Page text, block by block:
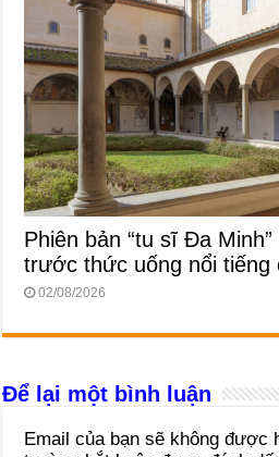
Phiên bản “tu sĩ Đa
trước thức uống nổi tiếng
02/08/2026
Để lại một bình luận
Email của bạn sẽ không được